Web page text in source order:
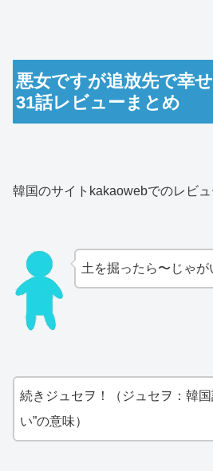
悪女ですが追放先で幸
31話レビューまとめ
韓国のサイトkakaowebでのレビュ
土を掘ったら〜じゃが
続きジュセヲ！（ジュセヲ：韓国
い”の意味）